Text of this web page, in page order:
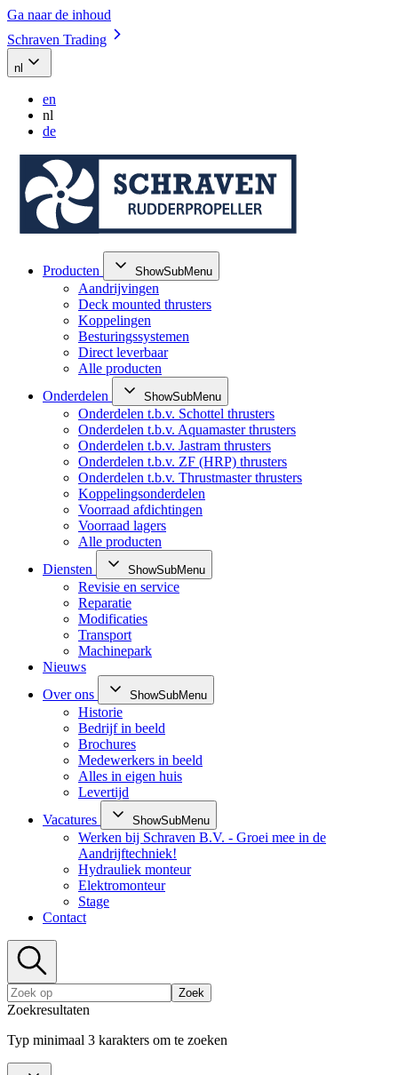
Ga naar de inhoud
Schraven Trading
nl
en
nl
de
Producten ShowSubMenu
Aandrijvingen
Deck mounted thrusters
Koppelingen
Besturingssystemen
Direct leverbaar
Alle producten
Onderdelen
ShowSubMenu
Onderdelen t.b.v. Schottel thrusters
Onderdelen t.b.v. Aquamaster thrusters
Onderdelen t.b.v. Jastram thrusters
Onderdelen t.b.v. ZF (HRP) thrusters
Onderdelen t.b.v. Thrustmaster thrusters
Koppelingsonderdelen
Voorraad afdichtingen
Voorraad lagers
Alle producten
Diensten
ShowSubMenu
Revisie en service
Reparatie
Modificaties
Transport
Machinepark
Nieuws
Over ons
ShowSubMenu
Historie
Bedrijf in beeld
Brochures
Medewerkers in beeld
Alles in eigen huis
Levertijd
Vacatures
ShowSubMenu
Werken bij Schraven B.V. - Groei mee in de
Aandrijftechniek!
Hydrauliek monteur
Elektromonteur
Stage
Contact
Zoek
Zoekresultaten
Typ minimaal 3 karakters om te zoeken